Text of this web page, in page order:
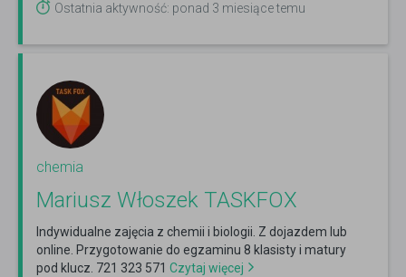
Ostatnia aktywność: ponad 3 miesiące temu
chemia
Mariusz Włoszek TASKFOX
Indywidualne zajęcia z chemii i biologii. Z dojazdem lub
online. Przygotowanie do egzaminu 8 klasisty i matury
pod klucz. 721 323 571 Czytaj więcej